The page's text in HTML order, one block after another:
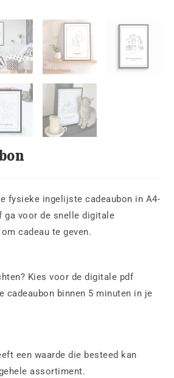
fysieke ingelijste cadeaubon in A4-
voor de snelle digitale
cadeau te geven.
Kies voor de digitale pdf
cadeaubon binnen 5 minuten in je
een waarde die besteed kan
assortiment.